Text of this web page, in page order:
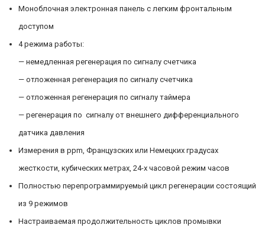
Моноблочная электронная панель с легким фронтальным
доступом
4 режима работы:
— немедленная регенерация по сигналу счетчика
— отложенная регенерация по сигналу счетчика
— отложенная регенерация по сигналу таймера
— регенерация по сигналу от внешнего дифференциального
датчика давления
Измерения в ppm, Французских или Немецких градусах
жесткости, кубических метрах, 24-х часовой режим часов
Полностью перепрограммируемый цикл регенерации состоящий
из 9 режимов
Настраиваемая продолжительность циклов промывки